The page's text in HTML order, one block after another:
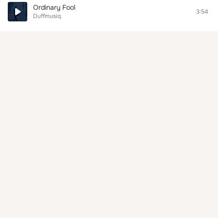
Ordinary Fool
Duffmusiq
3:54